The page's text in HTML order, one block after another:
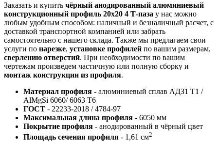
Заказать и купить чёрный анодированный алюминиевый
конструкционный профиль 20х20 4 Т-паза у нас можно
любым удобным способом: наличный и безналичный расчет, с
доставкой транспортной компанией или забрать
самостоятельно с нашего склада. Также мы предлагаем свои
услуги по нарезке, установке профилей по вашим размерам,
сверлению отверстий. При необходимости по вашим
чертежам произведем частичную или полную сборку и
монтаж конструкции из профиля.
Материал профиля - алюминиевый сплав АДЗ1 Т1 /
AlMgSi 6060/ 6063 Т6
ГОСТ - 22233-2018 / 4784-97
Максимальная длина профиля - 6050 мм
Покрытие профиля - анодированный в чёрный цвет
Площадь сечения профиля - 1,61 см2